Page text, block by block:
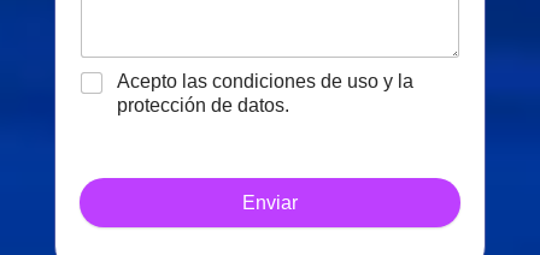
Acepto las condiciones de uso y la
protección de datos.
Enviar